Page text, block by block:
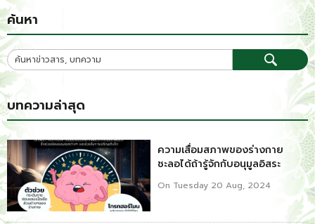
ค้นหา
บทความล่าสุด
ความเสื่อมสภาพของร่างกาย
ชะลอได้ถ้ารู้จักกับอนุมูลอิสระ
On Tuesday 20 Aug, 2024